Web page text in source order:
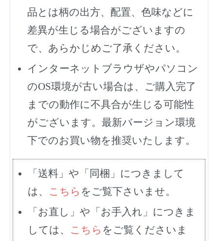
品とは柄の出方、配置、色味などに
差異が生じる場合がございますの
で、あらかじめご了承ください。
インターネットブラウザやパソコン
のOS環境が古い場合は、ご購入完了
までの動作に不具合が生じる可能性
がございます。最新バージョン環境
下でのお買い物を推奨いたします。
「送料」や「同梱」につきまして
は、 こちら をご覧下さいませ。
「お直し」や「お手入れ」につきま
しては、 こちら をご覧くださいま